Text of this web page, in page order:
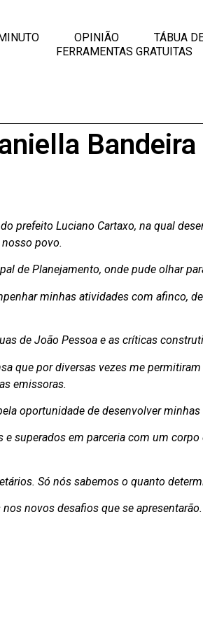
OPINIÃO
TÁBUA
FERRAMENTAS GRATUITAS
prefeito Luciano Cartaxo, na qual
povo.
de Planejamento, onde pude olhar
minhas atividades com afinco,
de João Pessoa e as críticas
que por diversas vezes me
emissoras.
oportunidade de desenvolver
e superados em parceria com um
Só nós sabemos o quanto
novos desafios que se apresentarão.